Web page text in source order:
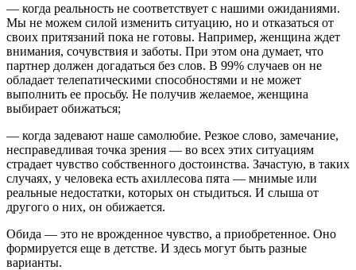
— когда реальность не соответствует с нашими ожиданиями.
Мы не можем силой изменить ситуацию, но и отказаться от
своих притязаний пока не готовы. Например, женщина ждет
внимания, сочувствия и заботы. При этом она думает, что
партнер должен догадаться без слов. В 99% случаев он не
обладает телепатическими способностями и не может
выполнить ее просьбу. Не получив желаемое, женщина
выбирает обижаться;
— когда задевают наше самолюбие. Резкое слово, замечание,
несправедливая точка зрения — во всех этих ситуациям
страдает чувство собственного достоинства. Зачастую, в таких
случаях, у человека есть ахиллесова пята — мнимые или
реальные недостатки, которых он стыдиться. И слыша от
другого о них, он обижается.
Обида — это не врожденное чувство, а приобретенное. Оно
формируется еще в детстве. И здесь могут быть разные
варианты.